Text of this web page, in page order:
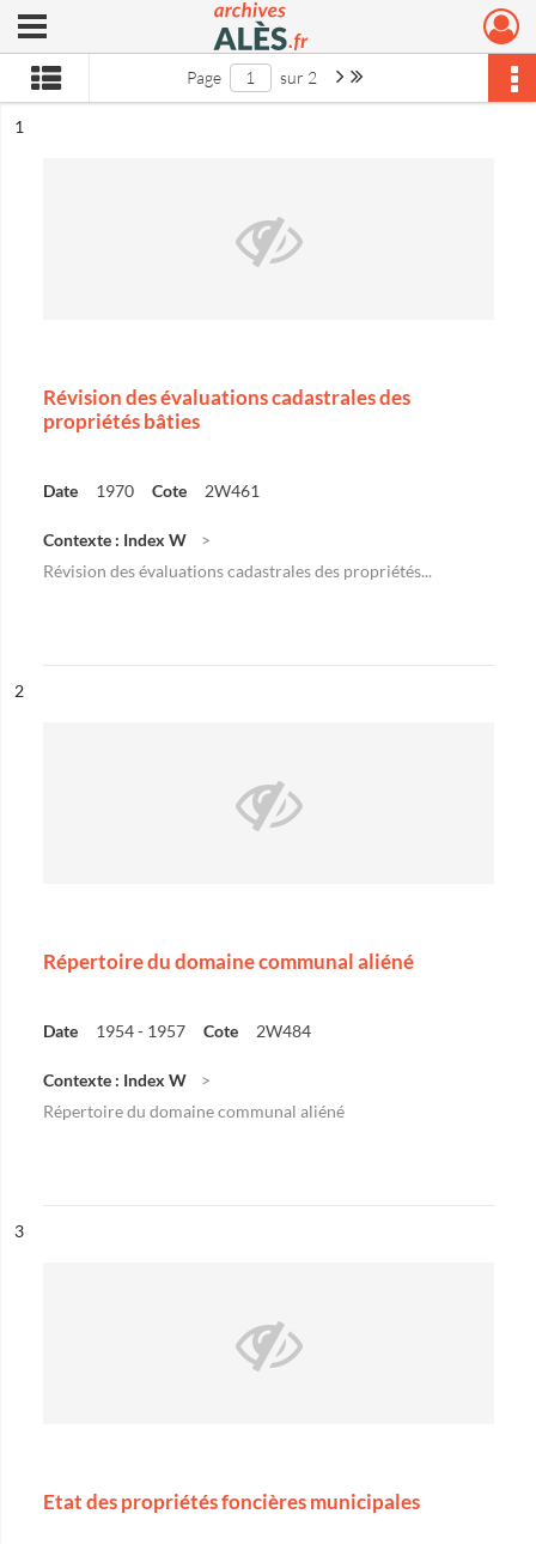
Archives municipales d'Alès
Ouvrir le menu déroulant
Page sur 2 Page suivante : 1/2
n°
1
Révision des évaluations cadastrales des
propriétés bâties
Date 1970 Cote 2W461
Contexte : Index W
Révision des évaluations cadastrales des propriétés...
n°
2
Répertoire du domaine communal aliéné
Date 1954 - 1957 Cote 2W484
Contexte : Index W
Répertoire du domaine communal aliéné
n°
3
Etat des propriétés foncières municipales